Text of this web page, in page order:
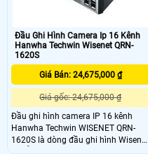
Đầu Ghi Hình Camera Ip 16 Kênh
Hanwha Techwin Wisenet QRN-
1620S
Giá Bán: 24,675,000 ₫
Giá gốc: 24,675,000 ₫
Đầu ghi hình camera IP 16 kênh
Hanwha Techwin WISENET QRN-
1620S là dòng đầu ghi hình Wisenet